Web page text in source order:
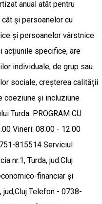
anual atât pentru
și persoanelor cu
și persoanelor vârstnice.
acțiunile specifice, are
individuale, de grup sau
sociale, creșterea calității
coeziune și incluziune
Turda. PROGRAM CU
Vineri: 08.00 - 12.00
815514 Serviciul
nr.1, Turda, jud.Cluj
financiar și
jud,Cluj Telefon - 0738-